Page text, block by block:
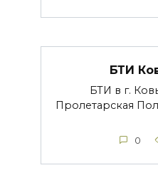
БТИ
БТИ в г.
Пролетарская
0